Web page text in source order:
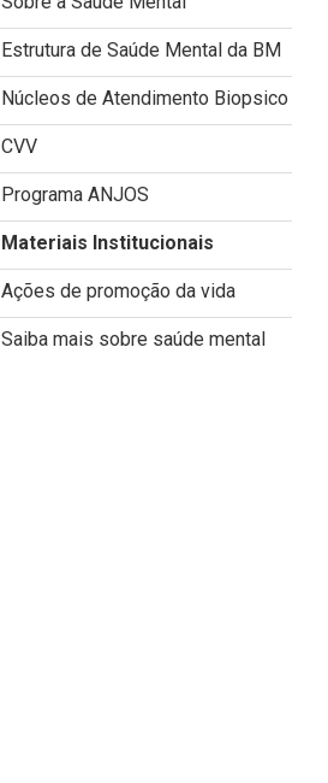
Estrutura de Saúde Mental da BM
Núcleos de Atendimento Biopsico
CVV
Programa ANJOS
Materiais Institucionais
Ações de promoção da vida
Saiba mais sobre saúde mental